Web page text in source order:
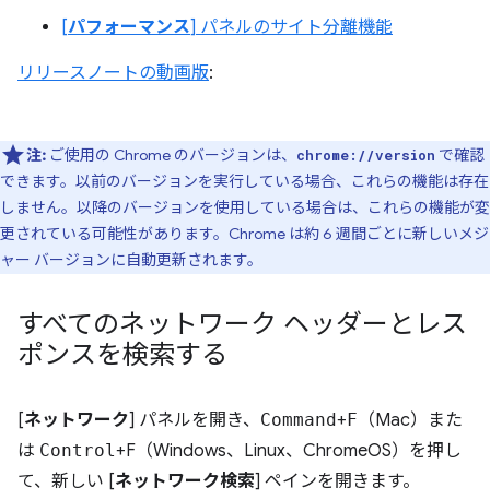
[パフォーマンス] パネルのサイト分離機能
リリースノートの動画版:
注: ご使用の Chrome のバージョンは、 chrome://version で確認
できます。以前のバージョンを実行している場合、これらの機能は存在
しません。以降のバージョンを使用している場合は、これらの機能が変
更されている可能性があります。Chrome は約 6 週間ごとに新しいメジ
ャー バージョンに自動更新されます。
すべてのネットワーク ヘッダーとレス
ポンスを検索する
[ネットワーク] パネルを開き、 Command+F （Mac）また
は Control+F（Windows、Linux、ChromeOS）を押し
て、新しい [ネットワーク検索] ペインを開きます。